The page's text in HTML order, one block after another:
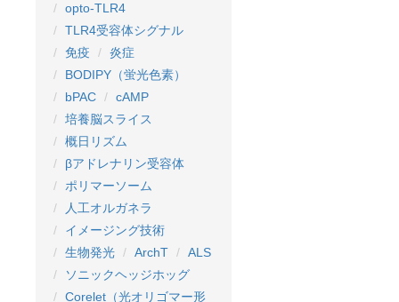
opto-TLR4
TLR4受容体シグナル
免疫
炎症
BODIPY（蛍光色素）
bPAC
cAMP
培養脳スライス
概日リズム
βアドレナリン受容体
ポリマーソーム
人工オルガネラ
イメージング技術
生物発光
ArchT
ALS
ソニックヘッジホッグ
Corelet（光オリゴマー形